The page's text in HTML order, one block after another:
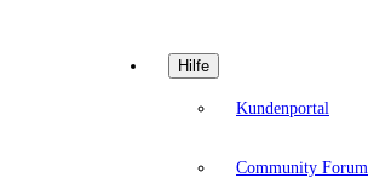
Hilfe
Kundenportal
Community Forum